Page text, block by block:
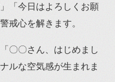
「今日はよろしくお願
戒心を解きます。
〇〇さん、はじめまし
ルな空気感が生まれま